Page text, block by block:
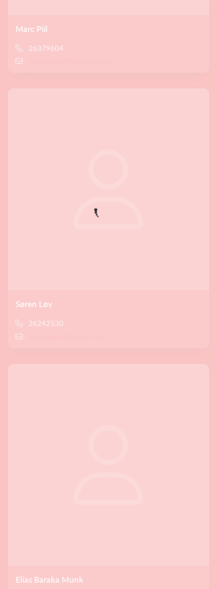
Marc Piil
26379604
Søren Løv
26242530
Elias Baraka Munk